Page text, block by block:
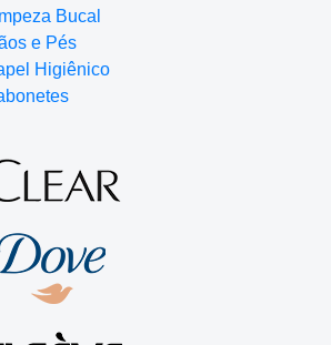
Bucal
e Pés
Higiênico